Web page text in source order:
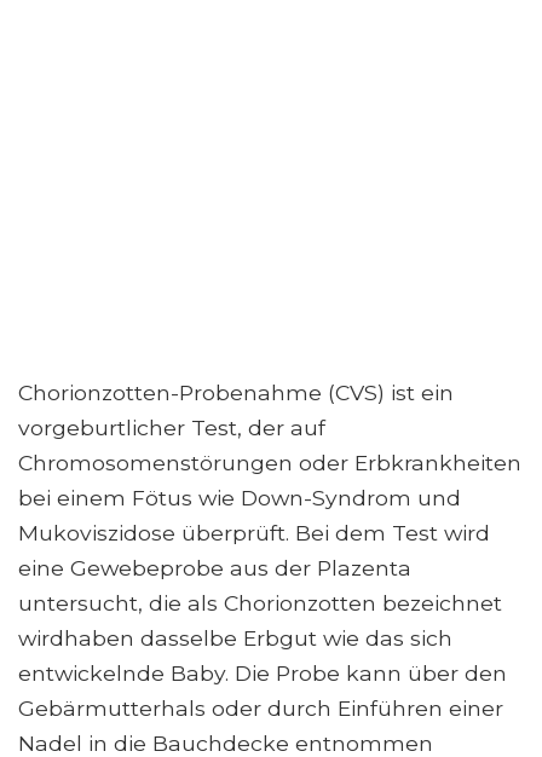
Chorionzotten-Probenahme (CVS) ist ein
vorgeburtlicher Test, der auf
Chromosomenstörungen oder Erbkrankheiten
bei einem Fötus wie Down-Syndrom und
Mukoviszidose überprüft. Bei dem Test wird
eine Gewebeprobe aus der Plazenta
untersucht, die als Chorionzotten bezeichnet
wirdhaben dasselbe Erbgut wie das sich
entwickelnde Baby. Die Probe kann über den
Gebärmutterhals oder durch Einführen einer
Nadel in die Bauchdecke entnommen